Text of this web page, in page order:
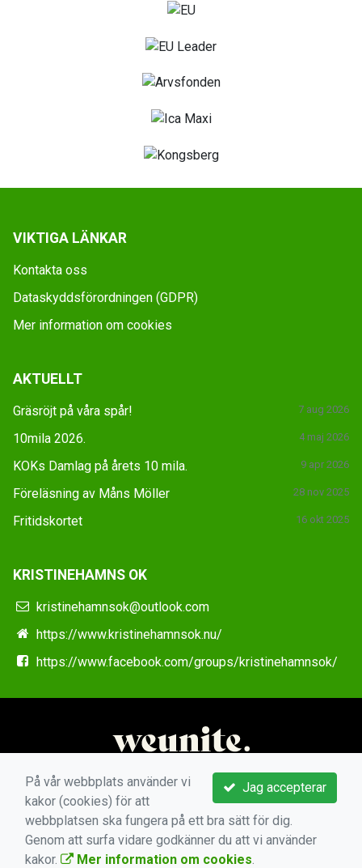
VIKTIGA LÄNKAR
Kontakta oss
Dataskyddsförordningen (GDPR)
Mer information om cookies
AKTUELLT
Gräsröjt på våra spår! 7 aug 2026
10mila 2026. 4 maj 2026
KOKs Damlag på årets 10 mila. 9 apr 2026
Föreläsning av Måns Möller 28 nov 2025
Fritidskortet 16 okt 2025
KRISTINEHAMNS OK
kristinehamnsok@outlook.com
https://www.kristinehamnsok.nu/
https://www.facebook.com/groups/kristinehamnsok/
Jag accepterar
På vår webbplats använder vi
kakor (cookies) för att
webbplatsen ska fungera på ett bra sätt för dig.
Genom att surfa vidare godkänner du att vi använder
kakor.
Mer information om cookies.